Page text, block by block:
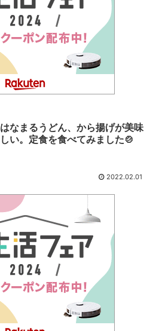
はなまるうどん、から揚げが美味
しい。定食を食べてみました🍲
2022.02.01